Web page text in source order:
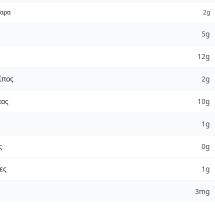
2g
5g
12g
2g
10g
1g
0g
1g
3mg